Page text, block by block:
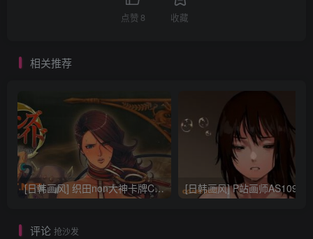
点赞 8 收藏
相关推荐
[日韩画风] 织田non大神卡牌CG插画设计画集256P 161M_CG原画资源
评论 抢沙发